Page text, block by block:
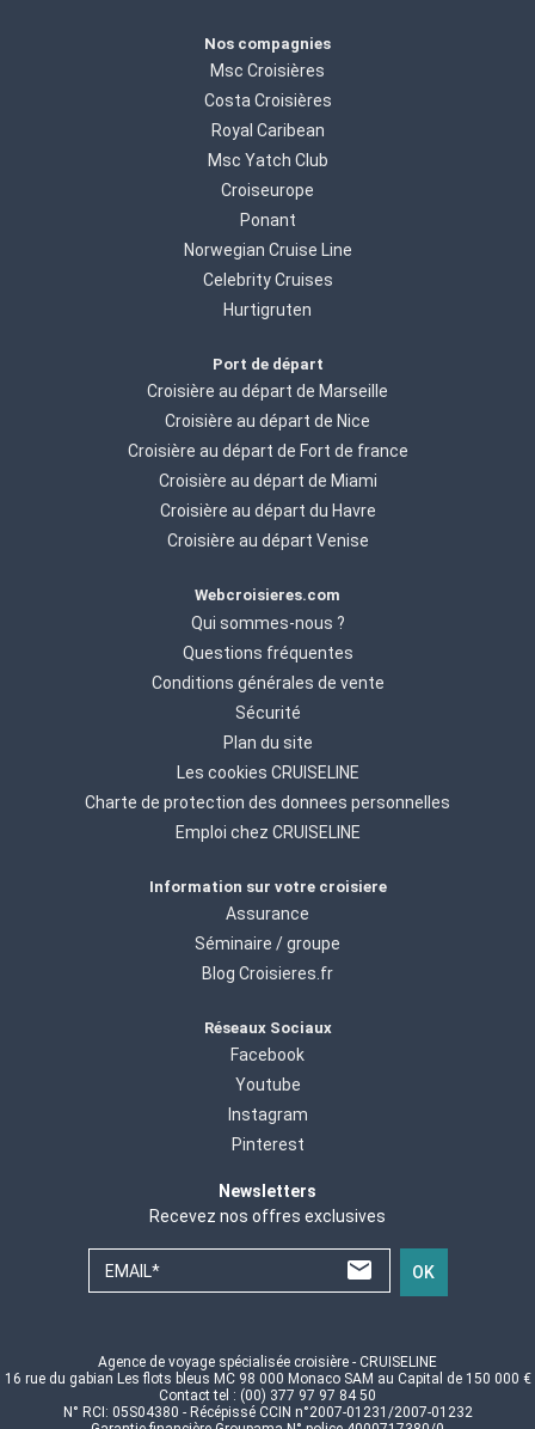
Nos compagnies
Msc Croisières
Costa Croisières
Royal Caribean
Msc Yatch Club
Croiseurope
Ponant
Norwegian Cruise Line
Celebrity Cruises
Hurtigruten
Port de départ
Croisière au départ de Marseille
Croisière au départ de Nice
Croisière au départ de Fort de france
Croisière au départ de Miami
Croisière au départ du Havre
Croisière au départ Venise
Webcroisieres.com
Qui sommes-nous ?
Questions fréquentes
Conditions générales de vente
Sécurité
Plan du site
Les cookies CRUISELINE
Charte de protection des donnees personnelles
Emploi chez CRUISELINE
Information sur votre croisiere
Assurance
Séminaire / groupe
Blog Croisieres.fr
Réseaux Sociaux
Facebook
Youtube
Instagram
Pinterest
Newsletters
Recevez nos offres exclusives
EMAIL* OK
Agence de voyage spécialisée croisière - CRUISELINE
16 rue du gabian Les flots bleus MC 98 000 Monaco SAM au Capital de 150 000 €
Contact tel : (00) 377 97 97 84 50
N° RCI: 05S04380 - Récépissé CCIN n°2007-01231/2007-01232